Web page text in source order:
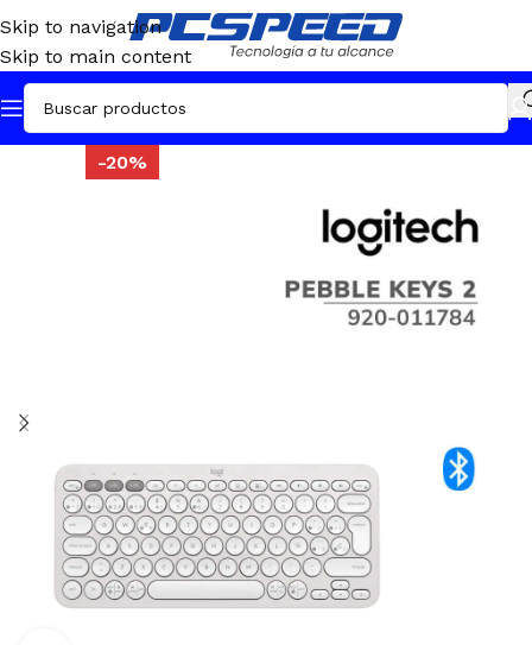
Skip to navigation
Skip to main content
-20%